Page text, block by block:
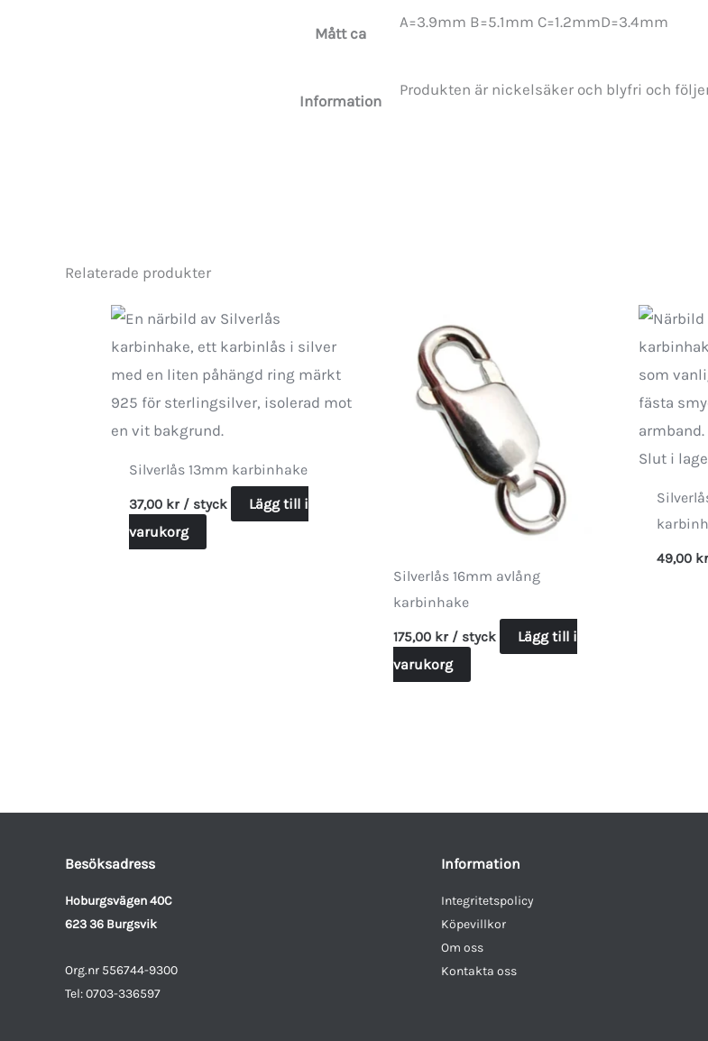
Mått ca
A=3.9mm B=5.1mm C=1.2mmD=3.4mm
Information
Produkten är nickelsäker och blyfri och
Relaterade produkter
Silverlås 13mm karbinhake
37,00 kr/ styck
Lägg till i
varukorg
Silverlås 16mm avlång
karbinhake
175,00 kr/ styck
Lägg till i
varukorg
Slut i
49,00 kr
Besöksadress
Hoburgsvägen 40C
623 36 Burgsvik
Org.nr 556744-9300
Tel: 0703-336597
Information
Integritetspolicy
Köpevillkor
Om oss
Kontakta oss